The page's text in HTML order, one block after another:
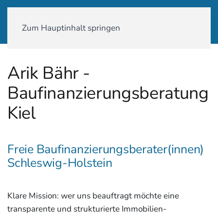
Zum Hauptinhalt springen
Arik Bähr -
Baufinanzierungsberatung
Kiel
Freie Baufinanzierungsberater(innen)
Schleswig-Holstein
Klare Mission: wer uns beauftragt möchte eine
transparente und strukturierte Immobilien-